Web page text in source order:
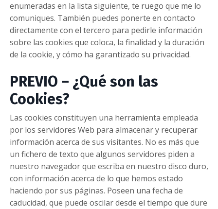
enumeradas en la lista siguiente, te ruego que me lo
comuniques. También puedes ponerte en contacto
directamente con el tercero para pedirle información
sobre las cookies que coloca, la finalidad y la duración
de la cookie, y cómo ha garantizado su privacidad.
PREVIO – ¿Qué son las
Cookies?
Las cookies constituyen una herramienta empleada
por los servidores Web para almacenar y recuperar
información acerca de sus visitantes. No es más que
un fichero de texto que algunos servidores piden a
nuestro navegador que escriba en nuestro disco duro,
con información acerca de lo que hemos estado
haciendo por sus páginas. Poseen una fecha de
caducidad, que puede oscilar desde el tiempo que dure